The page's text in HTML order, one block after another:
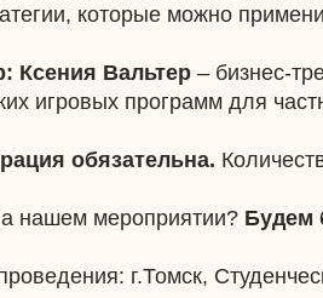
которые можно
Ксения Вальтер – бизнес-
игровых программ для
обязательна.
нашем мероприятии? Будем
г.Томск,